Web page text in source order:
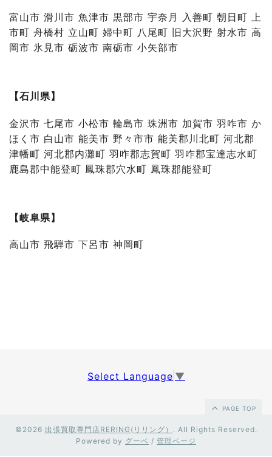
富山市 滑川市 魚津市 黒部市 宇奈月 入善町 朝日町 上
市町 舟橋村 立山町 婦中町 八尾町 旧大沢野 射水市 高
岡市 氷見市 砺波市 南砺市 小矢部市
【石川県】
金沢市 七尾市 小松市 輪島市 珠洲市 加賀市 羽咋市 か
ほく市 白山市 能美市 野々市市 能美郡川北町 河北郡
津幡町 河北郡内灘町 羽咋郡志賀町 羽咋郡宝達志水町
鹿島郡中能登町 鳳珠郡穴水町 鳳珠郡能登町
【岐阜県】
高山市 飛騨市 下呂市 神岡町
Select Language ▼
PAGE TOP
©2026 出張買取専門店RERING(リリング） . All Rights Reserved.
Powered by グーペ / 管理ページ